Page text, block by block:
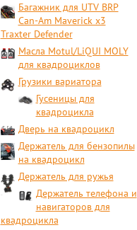
Багажник для UTV BRP
Can-Am Maverick x3
Traxter Defender
Масла Motul/LiQUI MOLY
для квадроциклов
Грузики вариатора
Гусеницы для
квадроцикла
Дверь на квадроцикл
Держатель для бензопилы
на квадроцикл
Держатель для ружья
Держатель телефона и
навигаторов для
квадроцикла